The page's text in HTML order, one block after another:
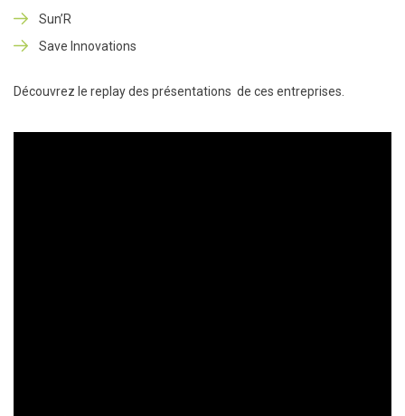
Sun’R
Save Innovations
Découvrez le replay des présentations de ces entreprises.